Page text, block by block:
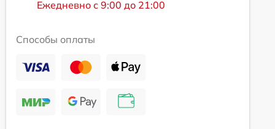
Ежедневно с 9:00 до 21:00
Способы оплаты